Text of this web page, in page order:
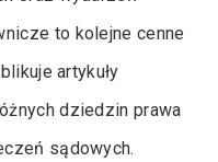
to kolejne cenne
artykuły
dziedzin prawa
sądowych.